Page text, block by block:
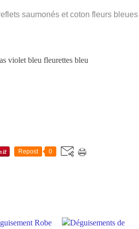
saumonés et coton fleurs
Repost 0